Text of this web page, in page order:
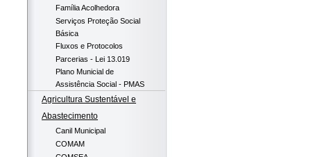
Família Acolhedora
Serviços Proteção Social
Básica
Fluxos e Protocolos
Parcerias - Lei 13.019
Plano Municial de
Assistência Social - PMAS
Agricultura Sustentável e
Abastecimento
Canil Municipal
COMAM